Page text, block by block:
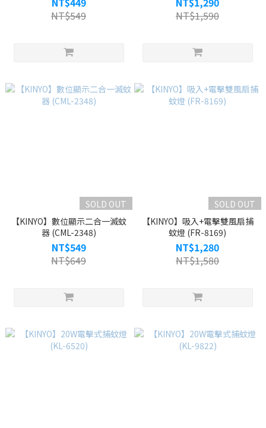
NT$549
NT$1,590
SOLD OUT
【KINYO】數位顯示二合一滅蚊
器 (CML-2348)
NT$549
NT$649
SOLD OUT
【KINYO】吸入+電擊雙風扇捕
蚊燈 (FR-8169)
NT$1,280
NT$1,580